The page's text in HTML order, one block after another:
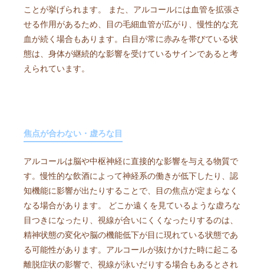
ことが挙げられます。 また、アルコールには血管を拡張さ
せる作用があるため、目の毛細血管が広がり、慢性的な充
血が続く場合もあります。白目が常に赤みを帯びている状
態は、身体が継続的な影響を受けているサインであると考
えられています。
焦点が合わない・虚ろな目
アルコールは脳や中枢神経に直接的な影響を与える物質で
す。慢性的な飲酒によって神経系の働きが低下したり、認
知機能に影響が出たりすることで、目の焦点が定まらなく
なる場合があります。 どこか遠くを見ているような虚ろな
目つきになったり、視線が合いにくくなったりするのは、
精神状態の変化や脳の機能低下が目に現れている状態であ
る可能性があります。アルコールが抜けかけた時に起こる
離脱症状の影響で、視線が泳いだりする場合もあるとされ